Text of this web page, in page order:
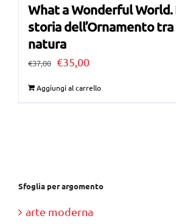
What a Wonderful World.
storia dell’Ornamento
natura
€37,00 Il
€35,00Il
Aggiungi al carrello
Sfoglia per argomento
arte moderna